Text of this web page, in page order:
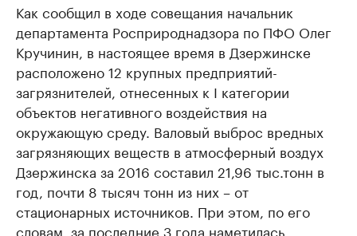
Как сообщил в ходе совещания начальник
департамента Росприроднадзора по ПФО Олег
Кручинин, в настоящее время в Дзержинске
расположено 12 крупных предприятий-
загрязнителей, отнесенных к I категории
объектов негативного воздействия на
окружающую среду. Валовый выброс вредных
загрязняющих веществ в атмосферный воздух
Дзержинска за 2016 составил 21,96 тыс.тонн в
год, почти 8 тысяч тонн из них – от
стационарных источников. При этом, по его
словам, за последние 3 года наметилась